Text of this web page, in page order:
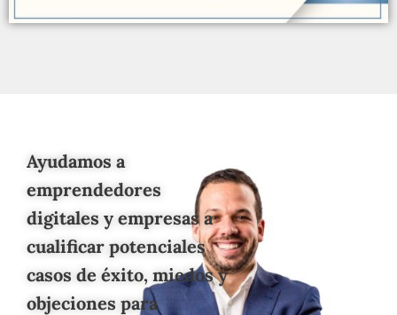
Ayudamos a
emprendedores
digitales y empresas a
cualificar potenciales
casos de éxito, miedos y
objeciones para